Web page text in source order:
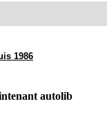
1986
autolib